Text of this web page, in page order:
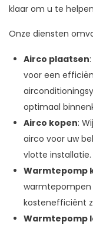
klaar om u te
Onze diensten
Airco plaatsen
voor een
optimaal
Airco kopen:
airco voor uw
vlotte installatie.
Warmtepomp
warmtepompen
kostenefficiënt
Warmtepomp